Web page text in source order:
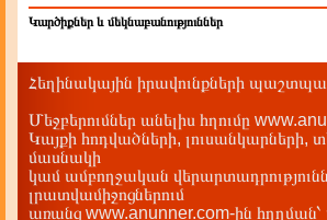
Կարծիքներ և մեկնաբանություններ
Հեղինակային իրավունքների
Մեջբերումներ անելիս հղումը
Կայքի հոդվածների, լուսանկարների,
մասնակի
կամ ամբողջական
լրատվամիջոցներում
առանց www.anunner.com-ին հղղման՝